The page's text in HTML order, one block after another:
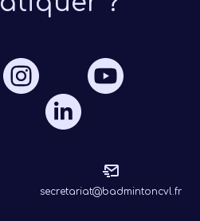
secretariat@badmintoncvl.fr